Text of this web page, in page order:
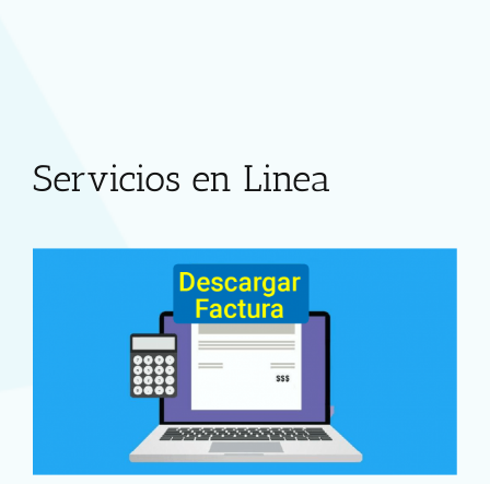
Servicios en Linea